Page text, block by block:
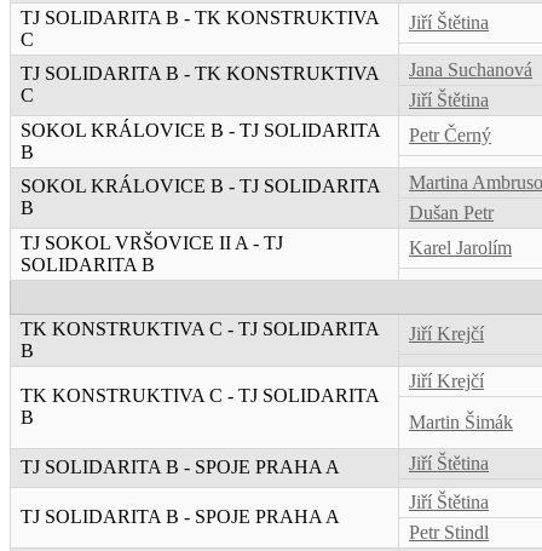
TJ SOLIDARITA B - TK KONSTRUKTIVA
C
Jiří Štětina
TJ SOLIDARITA B - TK KONSTRUKTIVA
C
Jana Suchanová
Jiří Štětina
SOKOL KRÁLOVICE B - TJ SOLIDARITA
B
Petr Černý
SOKOL KRÁLOVICE B - TJ SOLIDARITA
B
Martina
Dušan Petr
TJ SOKOL VRŠOVICE II A - TJ
SOLIDARITA B
Karel Jarolím
TK KONSTRUKTIVA C - TJ SOLIDARITA
B
Jiří Krejčí
TK KONSTRUKTIVA C - TJ SOLIDARITA
B
Jiří Krejčí
Martin Šimák
TJ SOLIDARITA B - SPOJE PRAHA A Jiří Štětina
TJ SOLIDARITA B - SPOJE PRAHA A
Jiří Štětina
Petr Stindl